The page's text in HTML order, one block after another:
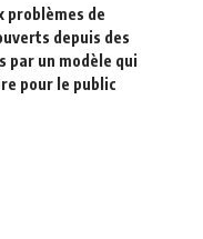
problèmes de
depuis des
par un modèle qui
pour le public